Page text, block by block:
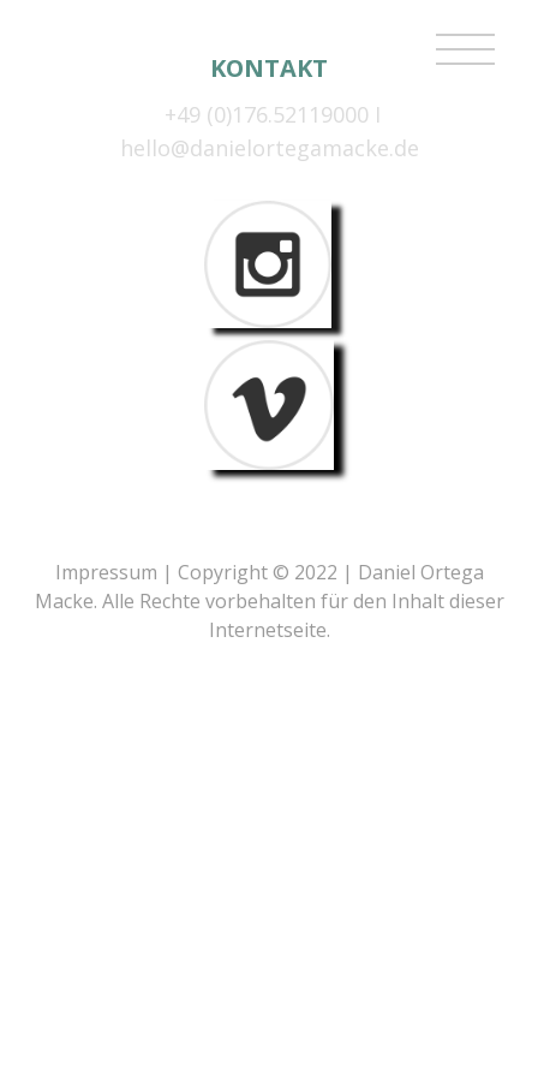
KONTAKT
+49 (0)176.52119000 I
hello@danielortegamacke.de
Impressum | Copyright © 2022 | Daniel Ortega
Macke. Alle Rechte vorbehalten für den Inhalt dieser
Internetseite.